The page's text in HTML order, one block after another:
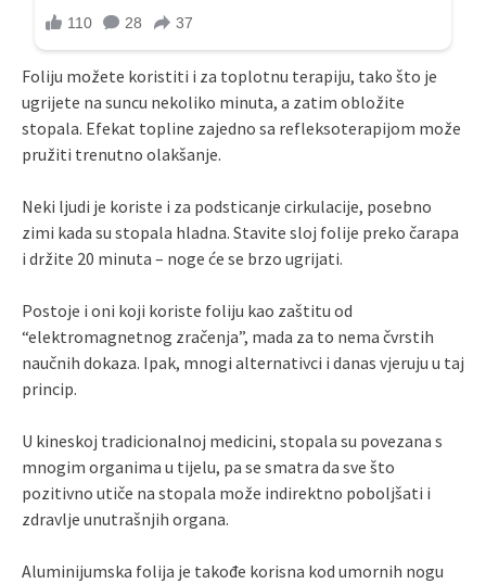
Foliju možete koristiti i za toplotnu terapiju, tako što je
ugrijete na suncu nekoliko minuta, a zatim obložite
stopala. Efekat topline zajedno sa refleksoterapijom može
pružiti trenutno olakšanje.
Neki ljudi je koriste i za podsticanje cirkulacije, posebno
zimi kada su stopala hladna. Stavite sloj folije preko čarapa
i držite 20 minuta – noge će se brzo ugrijati.
Postoje i oni koji koriste foliju kao zaštitu od
“elektromagnetnog zračenja”, mada za to nema čvrstih
naučnih dokaza. Ipak, mnogi alternativci i danas vjeruju u taj
princip.
U kineskoj tradicionalnoj medicini, stopala su povezana s
mnogim organima u tijelu, pa se smatra da sve što
pozitivno utiče na stopala može indirektno poboljšati i
zdravlje unutrašnjih organa.
Aluminijumska folija je takođe korisna kod umornih nogu